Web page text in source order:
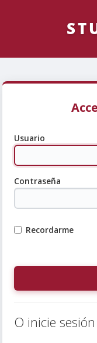
Usuario
Contraseña
Recordarme
O inicie